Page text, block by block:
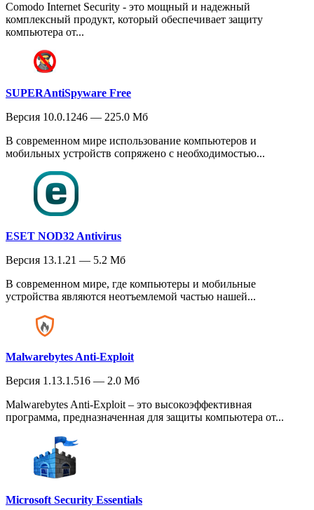
Comodo Internet Security - это мощный и надежный
комплексный продукт, который обеспечивает защиту
компьютера от...
SUPERAntiSpyware Free
Версия 10.0.1246 — 225.0 Мб
В современном мире использование компьютеров и
мобильных устройств сопряжено с необходимостью...
ESET NOD32 Antivirus
Версия 13.1.21 — 5.2 Мб
В современном мире, где компьютеры и мобильные
устройства являются неотъемлемой частью нашей...
Malwarebytes Anti-Exploit
Версия 1.13.1.516 — 2.0 Мб
Malwarebytes Anti-Exploit – это высокоэффективная
программа, предназначенная для защиты компьютера от...
Microsoft Security Essentials